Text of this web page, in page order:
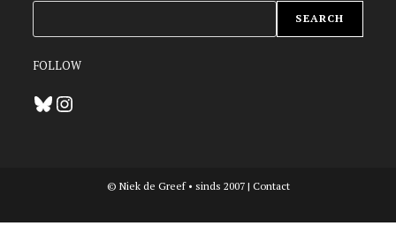
SEARCH
FOLLOW
BlueskyInstagram
© Niek de Greef • sinds 2007 | Contact